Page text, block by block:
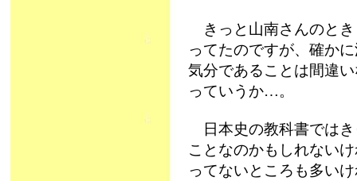
きっと山南さんのとき
ってたのですが、確か
気分であることは間違
っていうか…。
日本史の教科書ではき
ことなのかもしれない
ってないところも多い